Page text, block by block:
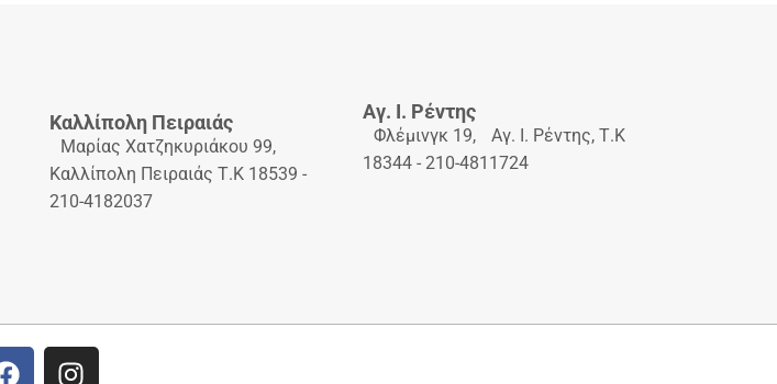
Καλλίπολη Πειραιάς
Μαρίας Χατζηκυριάκου 99,
Καλλίπολη Πειραιάς Τ.Κ 18539 -
210-4182037
Αγ. Ι. Ρέντης
Φλέμινγκ 19, Αγ. Ι. Ρέντης, Τ.Κ
18344 - 210-4811724